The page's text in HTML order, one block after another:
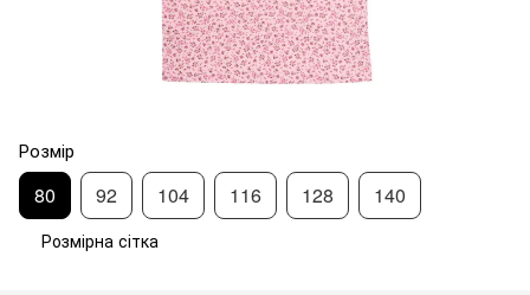
Розмір
80 92 104 116 128 140
Розмірна сітка